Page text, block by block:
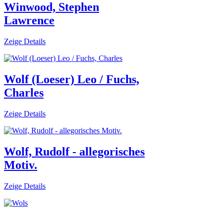
Winwood, Stephen
Lawrence
Zeige Details
Wolf (Loeser) Leo / Fuchs,
Charles
Zeige Details
Wolf, Rudolf - allegorisches
Motiv.
Zeige Details